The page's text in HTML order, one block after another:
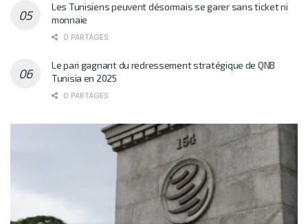
Les Tunisiens peuvent désormais se garer sans ticket ni
monnaie
0 PARTAGES
Le pari gagnant du redressement stratégique de QNB
Tunisia en 2025
0 PARTAGES